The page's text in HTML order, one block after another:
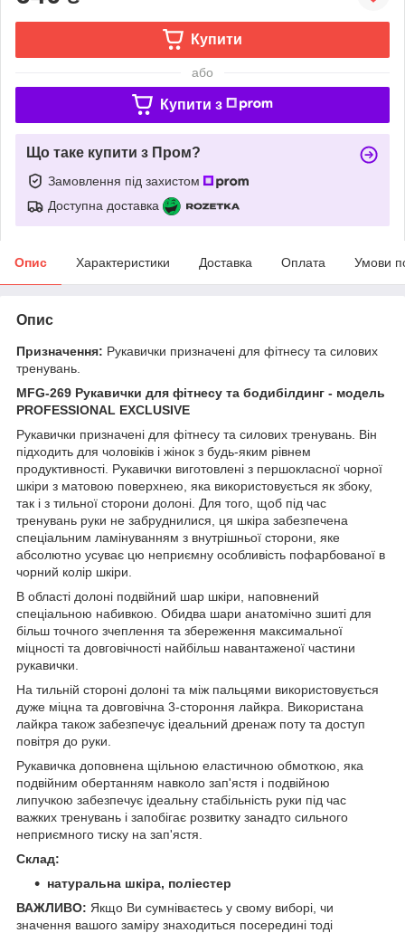
Купити
або
Купити з
Що таке купити з Пром?
Замовлення під захистом
Доступна доставка
Опис Характеристики Доставка Оплата Умови
Опис
Призначення: Рукавички призначені для фітнесу та силових
тренувань.
MFG-269 Рукавички для фітнесу та бодибілдинг - модель
PROFESSIONAL EXCLUSIVE
Рукавички призначені для фітнесу та силових тренувань. Він
підходить для чоловіків і жінок з будь-яким рівнем
продуктивності. Рукавички виготовлені з першокласної чорної
шкіри з матовою поверхнею, яка використовується як збоку,
так і з тильної сторони долоні. Для того, щоб під час
тренувань руки не забруднилися, ця шкіра забезпечена
спеціальним ламінуванням з внутрішньої сторони, яке
абсолютно усуває цю неприємну особливість пофарбованої в
чорний колір шкіри.
В області долоні подвійний шар шкіри, наповнений
спеціальною набивкою. Обидва шари анатомічно зшиті для
більш точного зчеплення та збереження максимальної
міцності та довговічності найбільш навантаженої частини
рукавички.
На тильній стороні долоні та між пальцями використовується
дуже міцна та довговічна 3-стороння лайкра. Використана
лайкра також забезпечує ідеальний дренаж поту та доступ
повітря до руки.
Рукавичка доповнена щільною еластичною обмоткою, яка
подвійним обертанням навколо зап'ястя і подвійною
липучкою забезпечує ідеальну стабільність руки під час
важких тренувань і запобігає розвитку занадто сильного
неприємного тиску на зап'ястя.
Склад:
натуральна шкіра, поліестер
ВАЖЛИВО: Якщо Ви сумніваєтесь у свому виборі, чи
значення вашого заміру знаходиться посередині тоді